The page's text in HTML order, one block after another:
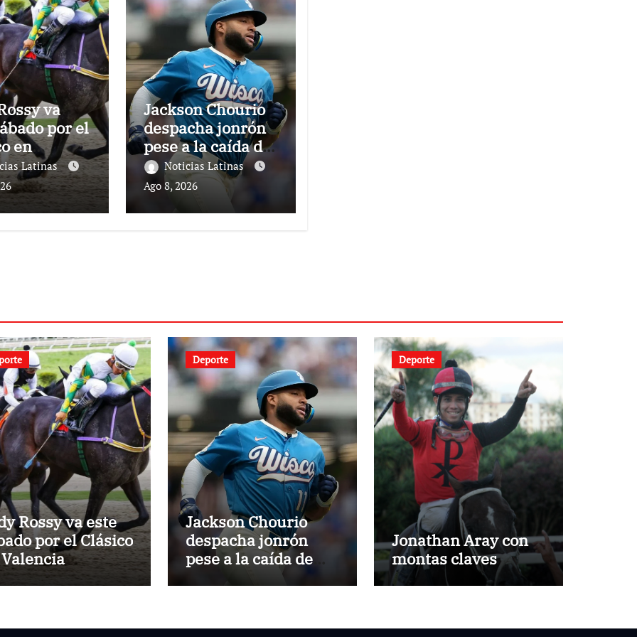
va
por el
en
Latinas
Jackson Chourio
despacha jonrón
pese a la caída de
Milwaukee
Noticias Latinas
Ago 8, 2026
Rossy va este
por el Clásico
Deporte
Jackson Chourio
despacha jonrón
pese a la caída de
Deporte
Jonathan Aray con
montas claves